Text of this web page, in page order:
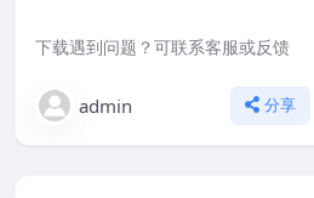
下载遇到问题？可联系客服或反馈
admin 分享